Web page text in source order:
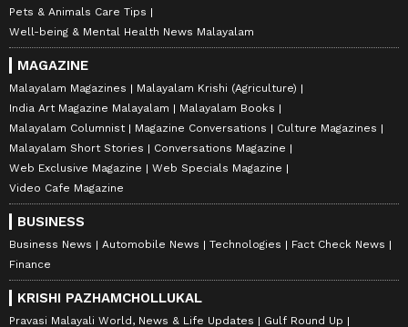
Pets & Animals Care Tips
Well-being & Mental Health News Malayalam
MAGAZINE
Malayalam Magazines
Malayalam Krishi (Agriculture)
India Art Magazine Malayalam
Malayalam Books
Malayalam Columnist
Magazine Conversations
Culture Magazines
Malayalam Short Stories
Conversations Magazine
Web Exclusive Magazine
Web Specials Magazine
Video Cafe Magazine
BUSINESS
Business News Automobile News Technologies
Fact Check News
Finance
KRISHI PAZHAMCHOLLUKAL
Pravasi Malayali World, News & Life Updates Gulf Round Up